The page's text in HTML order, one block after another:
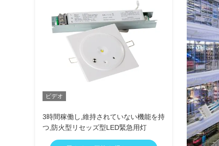
ビデオ
3時間稼働し,維持されていない機能を持
つ,防火型リセッズ型LED緊急用灯